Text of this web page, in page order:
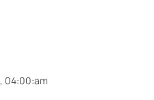
04:00:am